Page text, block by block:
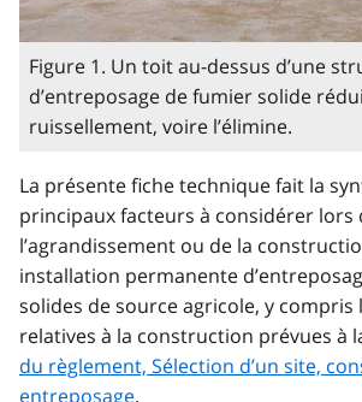
Figure 1. Un toit au-dessus d’une
d’entreposage de fumier solide
ruissellement, voire l’élimine.
La présente fiche technique fait la
principaux facteurs à considérer lors
l’agrandissement ou de la
installation permanente
solides de source agricole, y compris
relatives à la construction prévues à
du règlement, Sélection d’un site,
entreposage.